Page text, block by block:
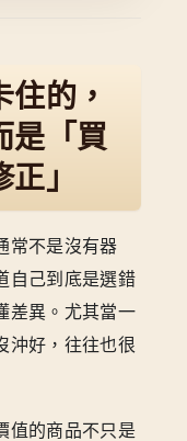
的，
是「買
」
常不是沒有器
自己到底是選錯
差異。尤其當一
沖好，往往也很
值的商品不只是